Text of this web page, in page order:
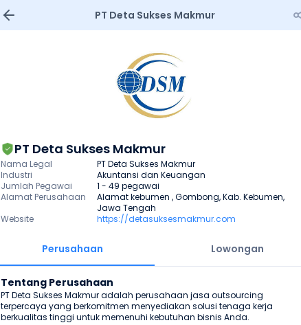
PT Deta Sukses Makmur
PT Deta Sukses Makmur
Nama Legal
PT Deta Sukses Makmur
Industri
Akuntansi dan Keuangan
Jumlah Pegawai
1 - 49 pegawai
Alamat Perusahaan
Alamat kebumen , Gombong, Kab. Kebumen,
Jawa Tengah
Website
https://detasuksesmakmur.com
Perusahaan Lowongan
Tentang Perusahaan
PT Deta Sukses Makmur adalah perusahaan jasa outsourcing
terpercaya yang berkomitmen menyediakan solusi tenaga kerja
berkualitas tinggi untuk memenuhi kebutuhan bisnis Anda.